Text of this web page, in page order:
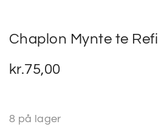
Chaplon Mynte te Refill
kr.75,00
8 på lager